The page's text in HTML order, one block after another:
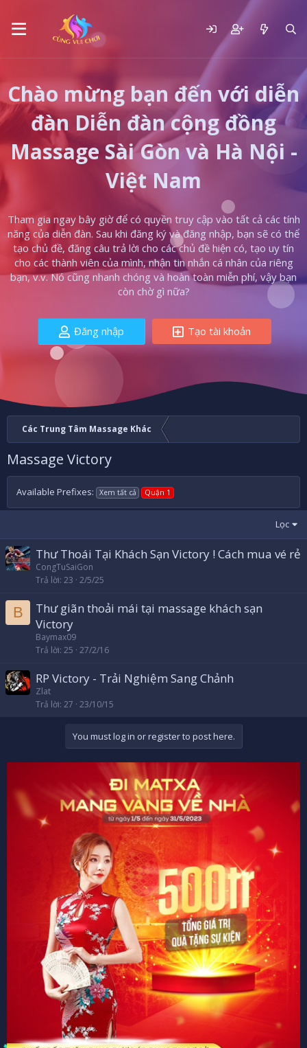
Chào mừng bạn đến với diễn
đàn Diễn đàn cộng đồng
Massage Sài Gòn và Hà Nội -
Việt Nam
Tham gia ngay bây giờ để có quyền truy cập vào tất cả các tính
năng của diễn đàn. Sau khi đăng ký và đăng nhập, bạn sẽ có thể
tạo chủ đề, đăng câu trả lời cho các chủ đề hiện có, tạo uy tín
cho các thành viên của mình, nhận tin nhắn cá nhân của riêng
bạn, v.v. Nó cũng nhanh chóng và hoàn toàn miễn phí, vậy bạn
còn chờ gì nữa?
Đăng nhập Tạo tài khoản
Các Trung Tâm Massage Khác
Massage Victory
Available Prefixes: Xem tất cả Quận 1
Lọc
Thư Thoái Tại Khách Sạn Victory ! Cách mua vé rẻ
CongTuSaiGon
Trả lời 23 2/5/25
B
Thư giãn thoải mái tại massage khách sạn
Victory
Baymax09
Trả lời 25 27/2/16
RP Victory - Trải Nghiệm Sang Chảnh
Zlat
Trả lời 27 23/10/15
You must log in or register to post here.